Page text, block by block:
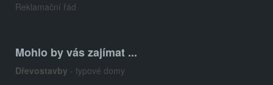
Reklamační řád
Mohlo by vás zajímat ...
Dřevostavby - typové domy